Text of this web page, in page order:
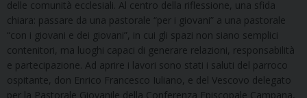
delle comunità ecclesiali. Al centro della riflessione, una sfida
chiara: passare da una pastorale “per i giovani” a una pastorale
“con i giovani e dei giovani”, in cui gli spazi non siano semplici
contenitori, ma luoghi capaci di generare relazioni, responsabilità
e partecipazione. Ad aprire i lavori sono stati i saluti del parroco
ospitante, don Enrico Francesco Iuliano, e del Vescovo delegato
per la Pastorale Giovanile della Conferenza Episcopale Campana,